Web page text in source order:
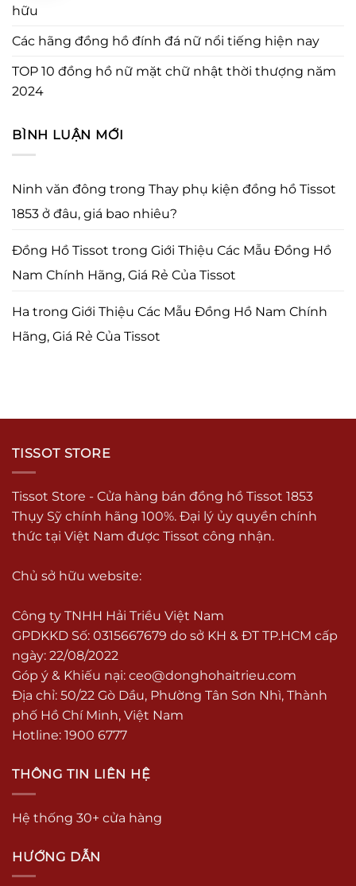
hữu
Các hãng đồng hồ đính đá nữ nổi tiếng hiện nay
TOP 10 đồng hồ nữ mặt chữ nhật thời thượng năm
2024
BÌNH LUẬN MỚI
Ninh văn đông trong Thay phụ kiện đồng hồ Tissot
1853 ở đâu, giá bao nhiêu?
Đồng Hồ Tissot trong Giới Thiệu Các Mẫu Đồng Hồ
Nam Chính Hãng, Giá Rẻ Của Tissot
Ha trong Giới Thiệu Các Mẫu Đồng Hồ Nam Chính
Hãng, Giá Rẻ Của Tissot
TISSOT STORE
Tissot Store - Cửa hàng bán đồng hồ Tissot 1853
Thụy Sỹ chính hãng 100%. Đại lý ủy quyền chính
thức tại Việt Nam được Tissot công nhận.
Chủ sở hữu website:
Công ty TNHH Hải Triều Việt Nam
GPDKKD Số: 0315667679 do sở KH & ĐT TP.HCM cấp
ngày: 22/08/2022
Góp ý & Khiếu nại: ceo@donghohaitrieu.com
Địa chỉ: 50/22 Gò Dầu, Phường Tân Sơn Nhì, Thành
phố Hồ Chí Minh, Việt Nam
Hotline: 1900 6777
THÔNG TIN LIÊN HỆ
Hệ thống 30+ cửa hàng
HƯỚNG DẪN